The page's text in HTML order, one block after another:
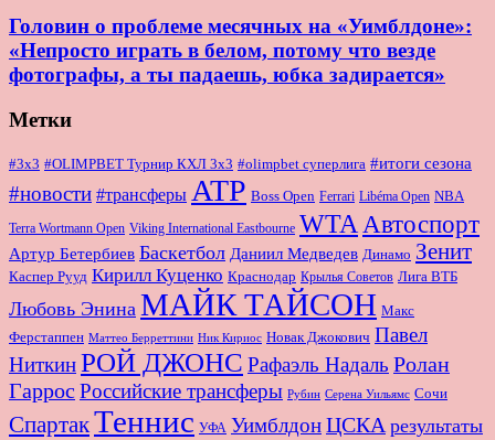
Головин о проблеме месячных на «Уимблдоне»:
«Непросто играть в белом, потому что везде
фотографы, а ты падаешь, юбка задирается»
Метки
#3x3 #OLIMPBET Турнир КХЛ 3x3 #olimpbet суперлига #итоги сезона
#новости #трансферы ATP Boss Open Ferrari Libéma Open NBA
Terra Wortmann Open Viking International Eastbourne WTA Автоспорт
Артур Бетербиев Баскетбол Даниил Медведев Динамо Зенит
Каспер Рууд Кирилл Куценко Краснодар Крылья Советов Лига ВТБ
Любовь Энина МАЙК ТАЙСОН Макс
Ферстаппен Маттео Берреттини Ник Кириос Новак Джокович Павел
НиткинРОЙ ДЖОНС Рафаэль Надаль Ролан
Гаррос Российские трансферы Рубин Серена Уильямс Сочи
СпартакТеннис УФА УимблдонЦСКА результаты